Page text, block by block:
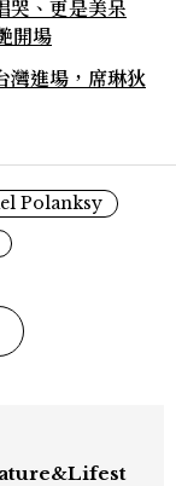
哭、更是美呆
開場
灣進場，席琳狄
Polanksy